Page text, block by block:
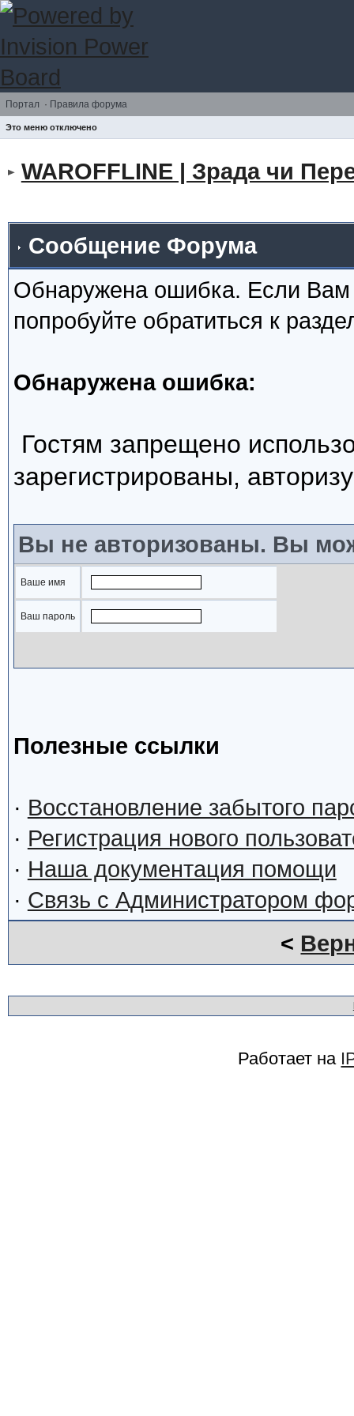
Портал · Правила форума
Это меню отключено
WAROFFLINE | Зрада чи
Сообщение Форума
Обнаружена ошибка. Если
попробуйте обратиться к
Обнаружена ошибка:
Гостям запрещено
зарегистрированы,
Вы не авторизованы. Вы
Ваше имя
Ваш пароль
Полезные ссылки
· Восстановление забытого
· Регистрация нового
· Наша документация помощи
· Связь с Администратором
<
Работает на